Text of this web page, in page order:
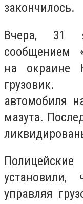
закончилось.
Вчера, 31
сообщением
на окраине
грузовик.
автомобиля
мазута.
установили,
управляя